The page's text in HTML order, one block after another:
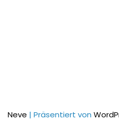
Neve | Präsentiert von